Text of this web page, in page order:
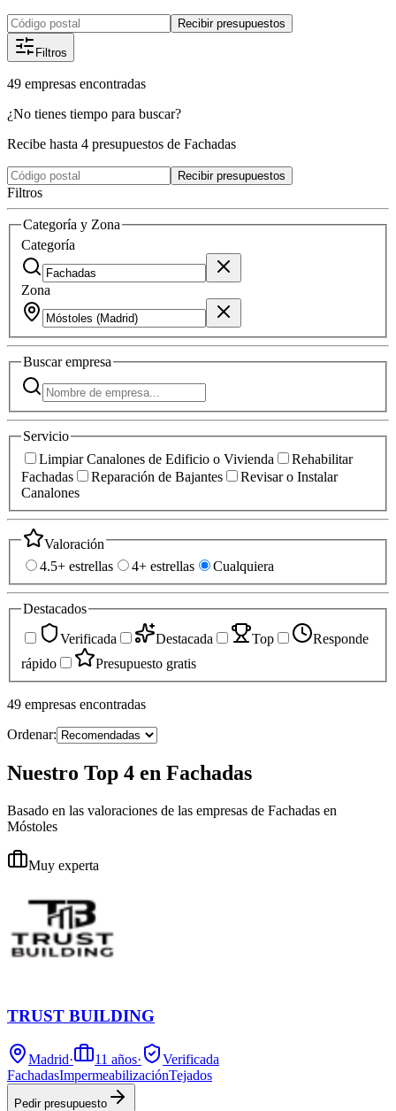
Recibir presupuestos
Filtros
49 empresas encontradas
¿No tienes tiempo para buscar?
Recibe hasta 4 presupuestos de Fachadas
Recibir presupuestos
Filtros
Categoría y Zona
Categoría
Zona
Buscarempresa
Servicio
Limpiar Canalones de Edificio o Vivienda
Rehabilitar
Fachadas
Reparación de Bajantes
Revisar o Instalar
Canalones
Valoración
4.5+ estrellas
4+ estrellas Cualquiera
Destacados
Verificada
Destacada Top
Responde
rápido
Presupuesto gratis
49 empresas encontradas
Ordenar:
Nuestro Top 4 en Fachadas
Basado en las valoraciones de las empresas de Fachadas en
Móstoles
Muy experta
TRUST BUILDING
Madrid· 11 años·
Verificada
FachadasImpermeabilizaciónTejados
Pedir presupuesto